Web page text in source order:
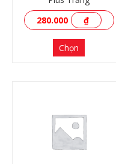
XEM THÊM
280.000
₫
Chọn